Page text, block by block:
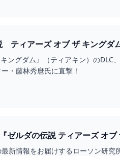
ティアーズ オブ ザ キングダ
最新情報のファミ通.COM
ングダム』（ティアキン）のDLC
・藤林秀麿氏に直撃！
ゼルダの伝説 ティアーズ オ
新情報をお届けするローソン研究